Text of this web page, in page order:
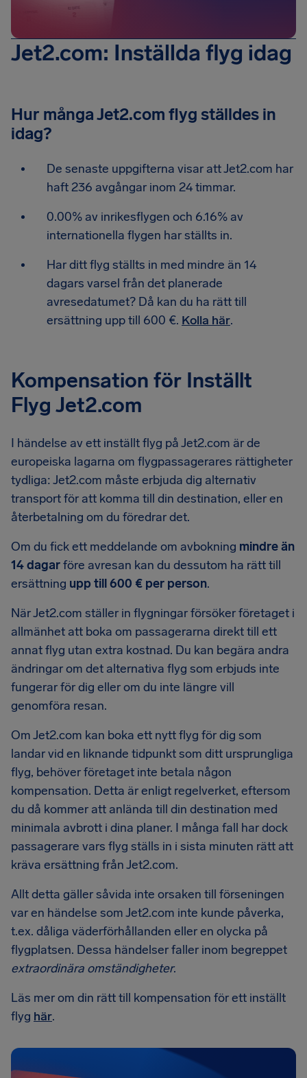
Jet2.com: Inställda flyg idag
Hur många Jet2.com flyg ställdes in
idag?
De senaste uppgifterna visar att Jet2.com har
haft 236 avgångar inom 24 timmar.
0.00% av inrikesflygen och 6.16% av
internationella flygen har ställts in.
Har ditt flyg ställts in med mindre än 14
dagars varsel från det planerade
avresedatumet? Då kan du ha rätt till
ersättning upp till 600 €. Kolla här.
Kompensation för Inställt
Flyg Jet2.com
I händelse av ett inställt flyg på Jet2.com är de
europeiska lagarna om flygpassagerares rättigheter
tydliga: Jet2.com måste erbjuda dig alternativ
transport för att komma till din destination, eller en
återbetalning om du föredrar det.
Om du fick ett meddelande om avbokning mindre än
14 dagarföre avresan kan du dessutom ha rätt till
ersättning upp till 600 € per person.
När Jet2.com ställer in flygningar försöker företaget i
allmänhet att boka om passagerarna direkt till ett
annat flyg utan extra kostnad. Du kan begära andra
ändringar om det alternativa flyg som erbjuds inte
fungerar för dig eller om du inte längre vill
genomföra resan.
Om Jet2.com kan boka ett nytt flyg för dig som
landar vid en liknande tidpunkt som ditt ursprungliga
flyg, behöver företaget inte betala någon
kompensation. Detta är enligt regelverket, eftersom
du då kommer att anlända till din destination med
minimala avbrott i dina planer. I många fall har dock
passagerare vars flyg ställs in i sista minuten rätt att
kräva ersättning från Jet2.com.
Allt detta gäller såvida inte orsaken till förseningen
var en händelse som Jet2.com inte kunde påverka,
t.ex. dåliga väderförhållanden eller en olycka på
flygplatsen. Dessa händelser faller inom begreppet
extraordinära omständigheter.
Läs mer om din rätt till kompensation för ett inställt
flyg här.